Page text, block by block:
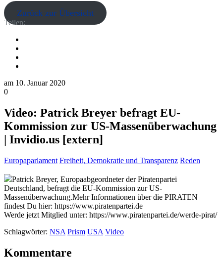
Zurück zur Übersicht
Teilen:
am 10. Januar 2020
0
Video: Patrick Breyer befragt EU-
Kommission zur US-Massenüberwachung
| Invidio.us [extern]
Europaparlament Freiheit, Demokratie und Transparenz Reden
Patrick Breyer, Europaabgeordneter der Piratenpartei
Deutschland, befragt die EU-Kommission zur US-
Massenüberwachung.Mehr Informationen über die PIRATEN
findest Du hier: https://www.piratenpartei.de
Werde jetzt Mitglied unter: https://www.piratenpartei.de/werde-pirat/
Schlagwörter: NSA Prism USA Video
Kommentare